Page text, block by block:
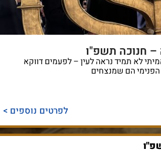
– חנוכה תשפ"ו
לא תמיד נראה לעין – לפעמים דווקא
הם שמנצחים
לפרטים נוספים >